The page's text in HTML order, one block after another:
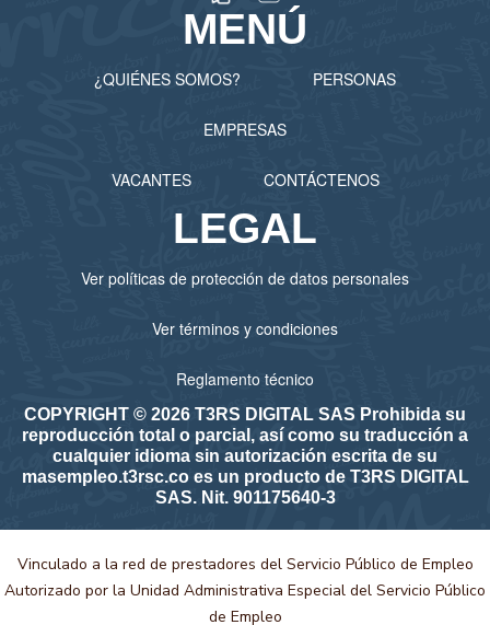
MENÚ
¿QUIÉNES SOMOS? PERSONAS
EMPRESAS
VACANTES CONTÁCTENOS
LEGAL
Ver políticas de protección de datos personales
Ver términos y condiciones
Reglamento técnico
COPYRIGHT © 2026 T3RS DIGITAL SAS Prohibida su
reproducción total o parcial, así como su traducción a
cualquier idioma sin autorización escrita de su
masempleo.t3rsc.co es un producto de T3RS DIGITAL
SAS. Nit. 901175640-3
Vinculado a la red de prestadores del Servicio Público de Empleo
Autorizado por la Unidad Administrativa Especial del Servicio Público
de Empleo